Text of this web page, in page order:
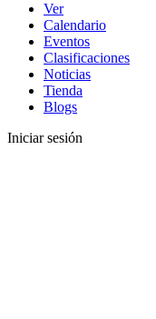
Ver
Calendario
Eventos
Clasificaciones
Noticias
Tienda
Blogs
Iniciar sesión